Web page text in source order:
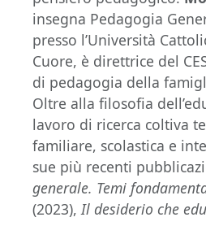
insegna Pedagogia
presso l’Università
Cuore, è direttrice del
di pedagogia della
Oltre alla filosofia
lavoro di ricerca coltiva
familiare, scolastica e
sue più recenti
generale. Temi
(2023),Il desiderio che